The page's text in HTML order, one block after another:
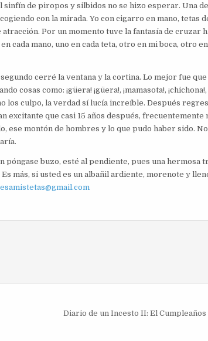
de piropos y silbidos no se hizo esperar. Una
con la mirada. Yo con cigarro en mano, tetas
Por un momento tuve la fantasía de cruzar
cada mano, uno en cada teta, otro en mi boca, otro
cerré la ventana y la cortina. Lo mejor fue
cosas como: ¡güera! ¡güera!, ¡mamasota!,
los culpo, la verdad sí lucía increíble. Después
excitante que casi 15 años después, frecuentemente
ese montón de hombres y lo que pudo haber sido.
póngase buzo, esté al pendiente, pues una hermosa
más, si usted es un albañil ardiente, morenote y
Diario de un Incesto II: El